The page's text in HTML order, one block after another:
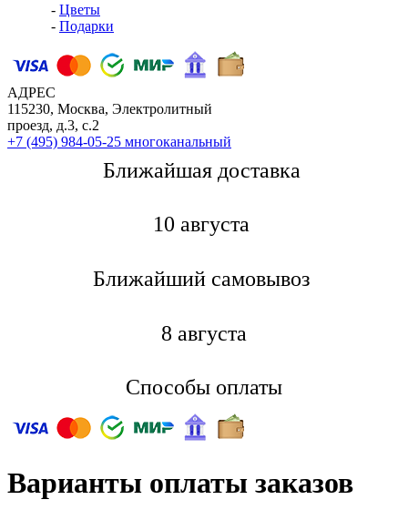
- Цветы
- Подарки
АДРЕС
115230, Москва, Электролитный
проезд, д.3, с.2
+7 (495) 984-05-25 многоканальный
Ближайшая доставкa
10 августа
Ближайший самовывоз
8 августа
Способы оплаты
Варианты оплаты заказов